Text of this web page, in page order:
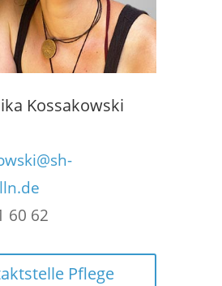
Kossakowski
60 62
Pflege